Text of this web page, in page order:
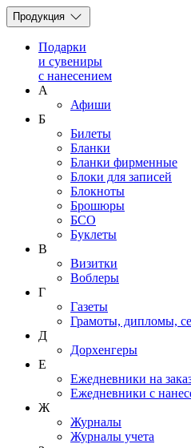
Продукция
Подарки
и сувениры
с нанесением
А
Афиши
Б
Билеты
Бланки
Бланки фирменные
Блоки для записей
Блокноты
Брошюры
БСО
Буклеты
В
Визитки
Воблеры
Г
Газеты
Грамоты, дипломы,
Д
Дорхенгеры
Е
Ежедневники на
Ежедневники с
Ж
Журналы
Журналы учета